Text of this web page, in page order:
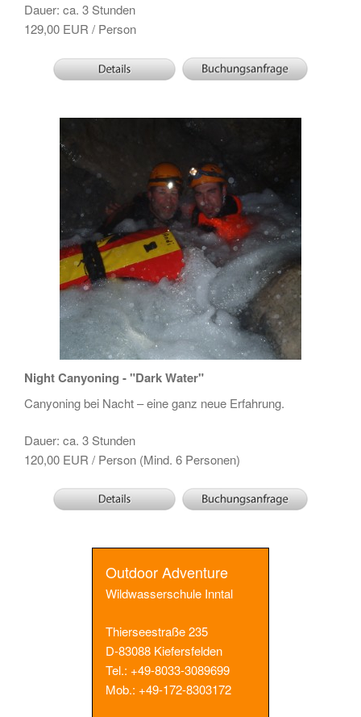
Dauer: ca. 3 Stunden
129,00 EUR / Person
Night Canyoning - "Dark Water"
Canyoning bei Nacht – eine ganz neue Erfahrung.
Dauer: ca. 3 Stunden
120,00 EUR / Person (Mind. 6 Personen)
Outdoor Adventure
Wildwasserschule Inntal
Thierseestraße 235
D-83088 Kiefersfelden
Tel.: +49-8033-3089699
Mob.: +49-172-8303172